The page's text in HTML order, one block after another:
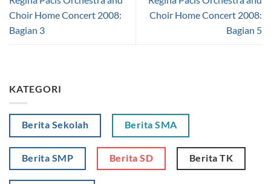
Choir Home Concert 2008:
Bagian 3
Choir Home Concert 2008:
Bagian 5
KATEGORI
Berita Sekolah Berita SMA
Berita SMP Berita SD Berita TK